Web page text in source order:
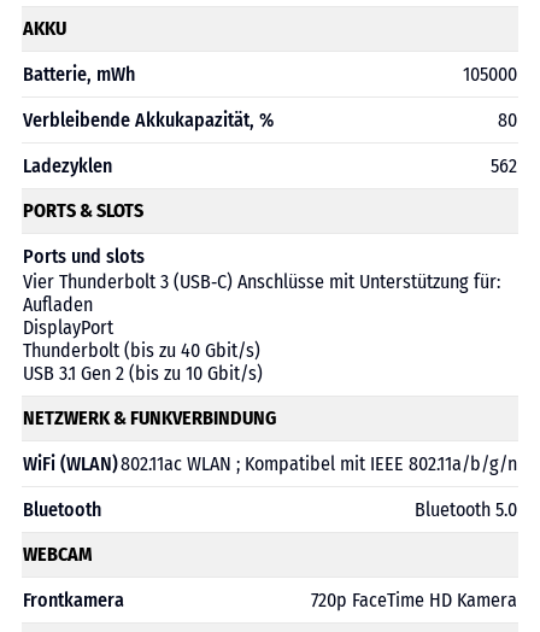
AKKU
Batterie, mWh
105000
Verbleibende Akkukapazität, %
80
Ladezyklen
562
PORTS & SLOTS
Ports und slots
Vier Thunderbolt 3 (USB‑C) Anschlüsse mit Unterstützung für:
Aufladen
DisplayPort
Thunderbolt (bis zu 40 Gbit/s)
USB 3.1 Gen 2 (bis zu 10 Gbit/s)
NETZWERK & FUNKVERBINDUNG
WiFi (WLAN)802.11ac WLAN ; Kompatibel mit IEEE 802.11a/b/g/n
Bluetooth
Bluetooth 5.0
WEBCAM
Frontkamera
720p FaceTime HD Kamera